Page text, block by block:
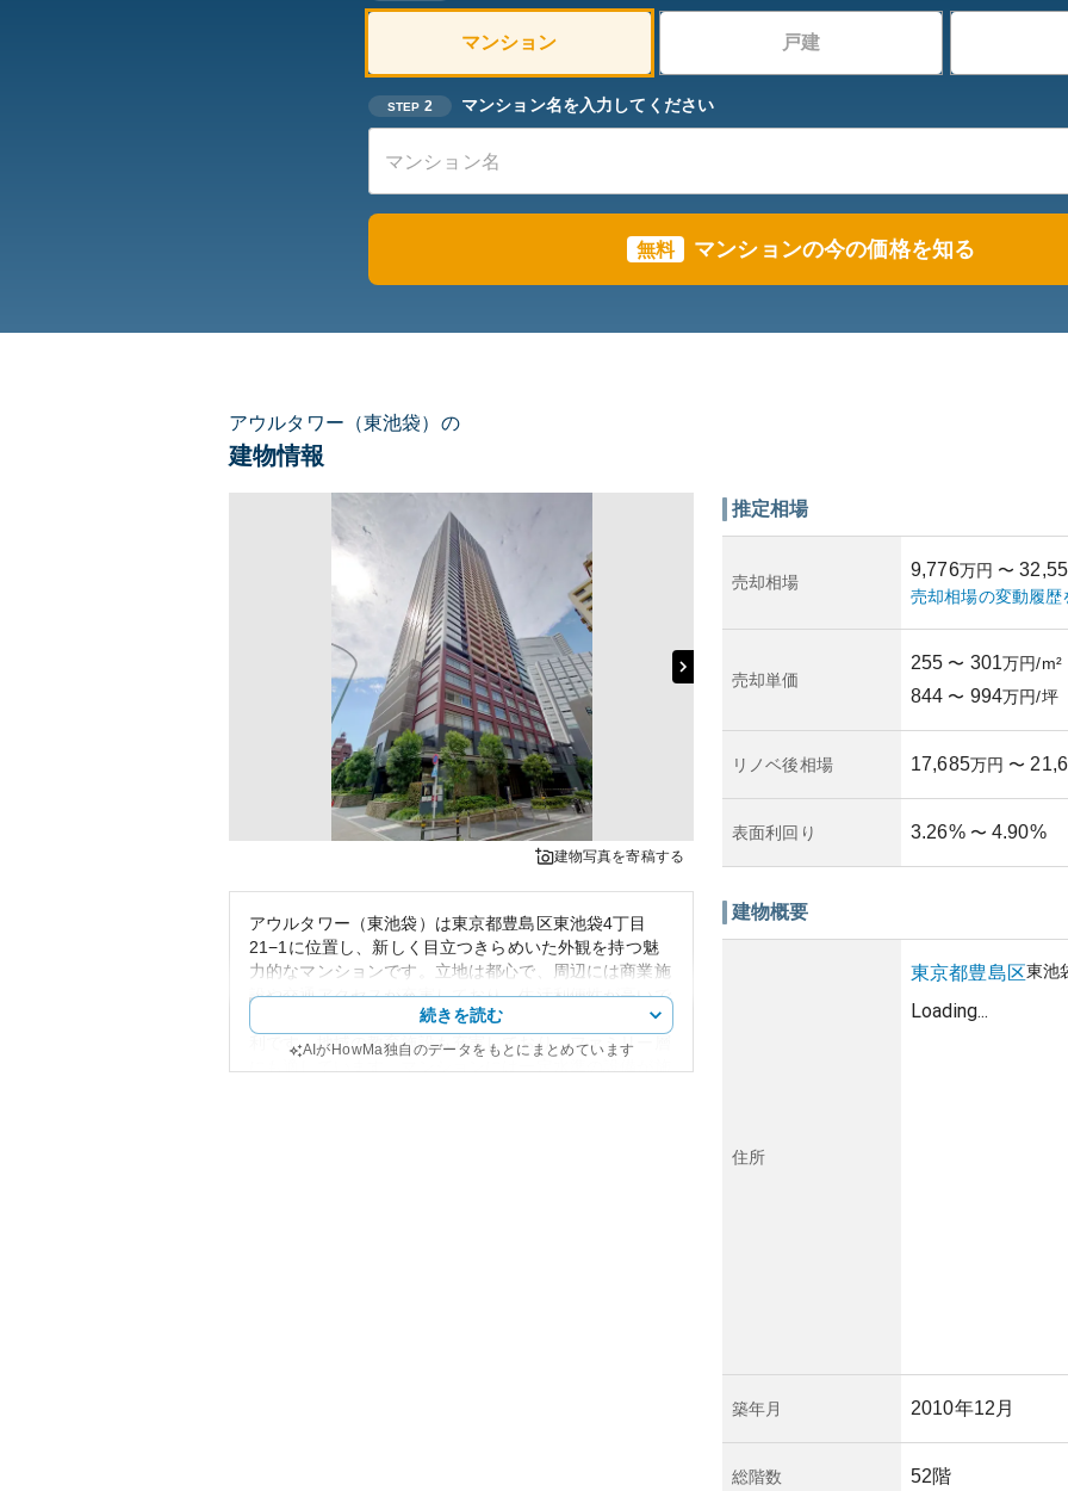
マンション 戸建
STEP 2 マンション名を入力してください
無料 マンションの今の価格を知る
アウルタワー（東池袋）の
建物情報
建物写真を寄稿する
アウルタワー（東池袋）は東京都豊島区東池袋4丁目
21−1に位置し、新しく目立つきらめいた外観を持つ魅
力的なマンションです。立地は都心で、周辺には商業施
設や交通アクセスが充実しており、生活利便性が高いで
す。特に池袋駅へのアクセスが良く、電車での移動が便
利です。地域の教育施設も充実しており、ファミリー層
続きを読む
AIがHowMa独自のデータをもとにまとめています
推定相場
売却相場
9,776万円 〜
売却相場の変動履歴
売却単価
255 〜 301万円/m²
844 〜 994万円/坪
リノベ後相場 17,685万円 〜
表面利回り 3.26% 〜 4.90%
建物概要
住所
東京都豊島区東池
Loading...
築年月 2010年12月
総階数 52階